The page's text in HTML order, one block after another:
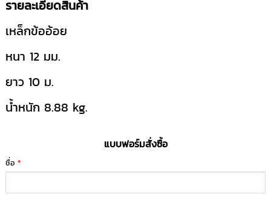
รายละเอียดสินค้า
เหล็กข้ออ้อย
หนา 12 มม.
ยาว 10 ม.
น้ำหนัก 8.88 kg.
แบบฟอร์มสั่งซื้อ
ชื่อ*